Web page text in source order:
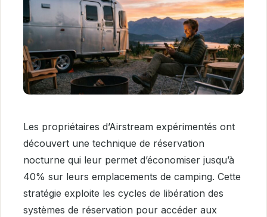
Les propriétaires d’Airstream expérimentés ont
découvert une technique de réservation
nocturne qui leur permet d’économiser jusqu’à
40% sur leurs emplacements de camping. Cette
stratégie exploite les cycles de libération des
systèmes de réservation pour accéder aux